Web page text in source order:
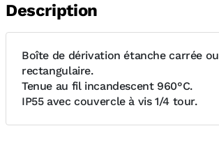
Description
Boîte de dérivation étanche carrée ou
rectangulaire.
Tenue au fil incandescent 960°C.
IP55 avec couvercle à vis 1/4 tour.